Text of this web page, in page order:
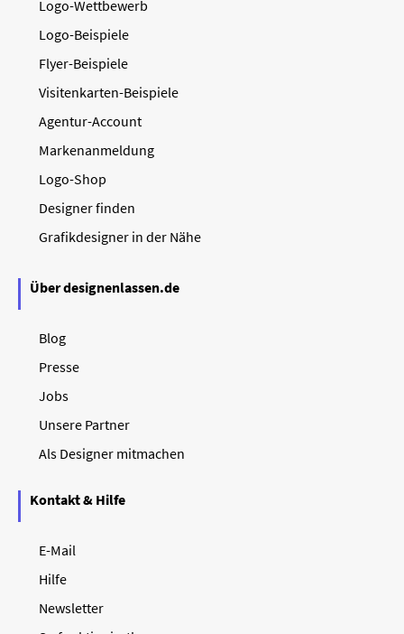
Logo-Wettbewerb
Logo-Beispiele
Flyer-Beispiele
Visitenkarten-Beispiele
Agentur-Account
Markenanmeldung
Logo-Shop
Designer finden
Grafikdesigner in der Nähe
Über designenlassen.de
Blog
Presse
Jobs
Unsere Partner
Als Designer mitmachen
Kontakt & Hilfe
E-Mail
Hilfe
Newsletter